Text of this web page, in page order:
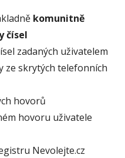
komunitně
čísel
zadaných uživatelem
ze skrytých telefonních
hovorů
hovoru uživatele
Nevolejte.cz